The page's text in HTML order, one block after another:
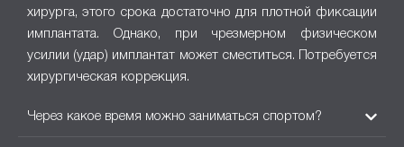
хирурга, этого срока достаточно для плотной фиксации
имплантата. Однако, при чрезмерном физическом
усилии (удар) имплантат может сместиться. Потребуется
хирургическая коррекция.
Через какое время можно заниматься спортом?